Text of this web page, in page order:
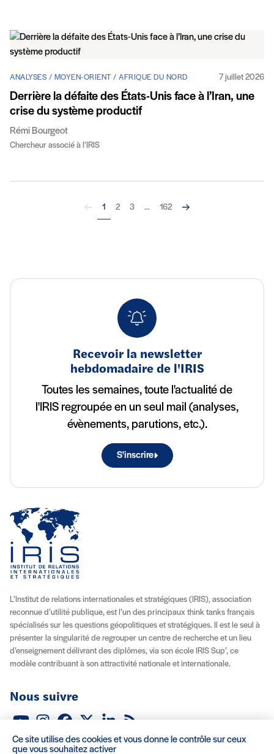
ANALYSES / MOYEN-ORIENT / AFRIQUE DU NORD 7 juillet 2026
Derrière la défaite des États-Unis face à l’Iran, une
crise du système productif
Rémi Bourgeot
Chercheur associé à l’IRIS
Précédent
1 2 3 ... 162 Suivant
Recevoir la newsletter
hebdomadaire de l'IRIS
Toutes les semaines, toute l'actualité de
l'IRIS regroupée en un seul mail (analyses,
évènements, parutions, etc.).
S'inscrire
L’Institut de relations internationales et stratégiques (IRIS), association
reconnue d’utilité publique, est l’un des principaux think tanks français
spécialisés sur les questions géopolitiques et stratégiques. Il est le seul à
présenter la singularité de regrouper un centre de recherche et un lieu
d’enseignement délivrant des diplômes, via son école IRIS Sup’, ce
modèle contribuant à son attractivité nationale et internationale.
Nous suivre
À propos
Recrutement Locations Contact
Ce site utilise des cookies et vous donne le contrôle sur ceux
que vous souhaitez activer